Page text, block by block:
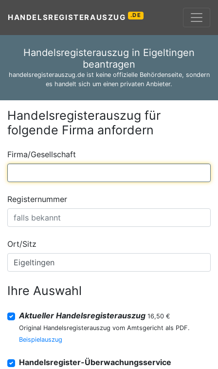
HANDELSREGISTERAUSZUG .DE
Handelsregisterauszug in Eigeltingen
beantragen
handelsregisterauszug.de ist keine offizielle Behördenseite, sondern
es handelt sich um einen privaten Anbieter.
Handelsregisterauszug für
folgende Firma anfordern
Firma/Gesellschaft
Registernummer
Ort/Sitz
Ihre Auswahl
Aktueller Handelsregisterauszug 16,50 €
Original Handelsregisterauszug vom Amtsgericht als PDF.
Beispielauszug
Handelsregister-Überwachungsservice